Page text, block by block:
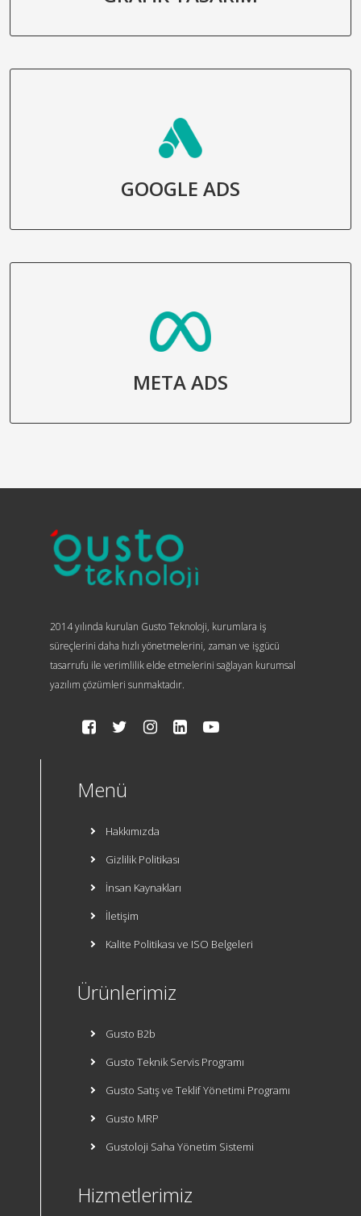
GOOGLE ADS
META ADS
2014 yılında kurulan Gusto Teknoloji, kurumlara iş
süreçlerini daha hızlı yönetmelerini, zaman ve işgücü
tasarrufu ile verimlilik elde etmelerini sağlayan kurumsal
yazılım çözümleri sunmaktadır.
Menü
Hakkımızda
Gizlilik Politikası
İnsan Kaynakları
İletişim
Kalite Politikası ve ISO Belgeleri
Ürünlerimiz
Gusto B2b
Gusto Teknik Servis Programı
Gusto Satış ve Teklif Yönetimi Programı
Gusto MRP
Gustoloji Saha Yönetim Sistemi
Hizmetlerimiz